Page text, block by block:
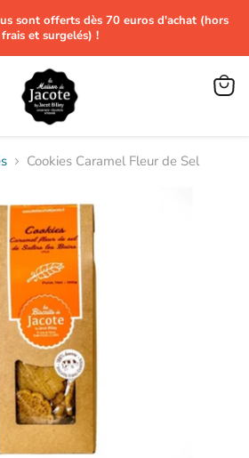
sont offerts dès 70 euros d'achat (hors
frais et surgelés) !
Voir
Cookies Caramel Fleur de Sel